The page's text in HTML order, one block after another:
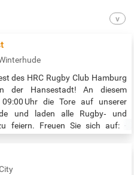
des HRC Rugby Club Hamburg
der Hansestadt! An diesem
Uhr die Tore auf unserer
und laden alle Rugby‑ und
feiern. Freuen Sie sich auf: -
Freundschaftsmatch